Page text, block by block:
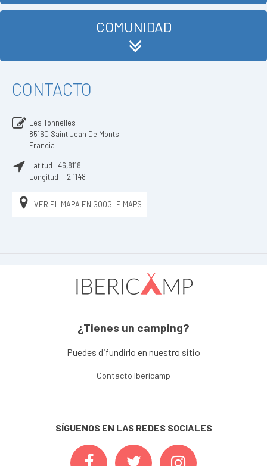
COMUNIDAD
CONTACTO
Les Tonnelles
85160 Saint Jean De Monts
Francia
Latitud : 46,8118
Longitud : -2,1148
VER EL MAPA EN GOOGLE MAPS
¿Tienes un camping?
Puedes difundirlo en nuestro sitio
Contacto Ibericamp
SÍGUENOS EN LAS REDES SOCIALES